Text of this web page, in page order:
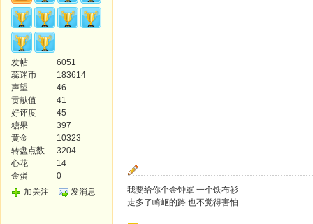
发帖
6051
蕊迷币
183614
声望
46
贡献值
41
好评度
45
糖果
397
黄金
10323
转盘点数
3204
心花
14
金蛋
0
加关注
发消息
我要给你个金钟罩 一个铁布衫
走多了崎岖的路 也不觉得害怕